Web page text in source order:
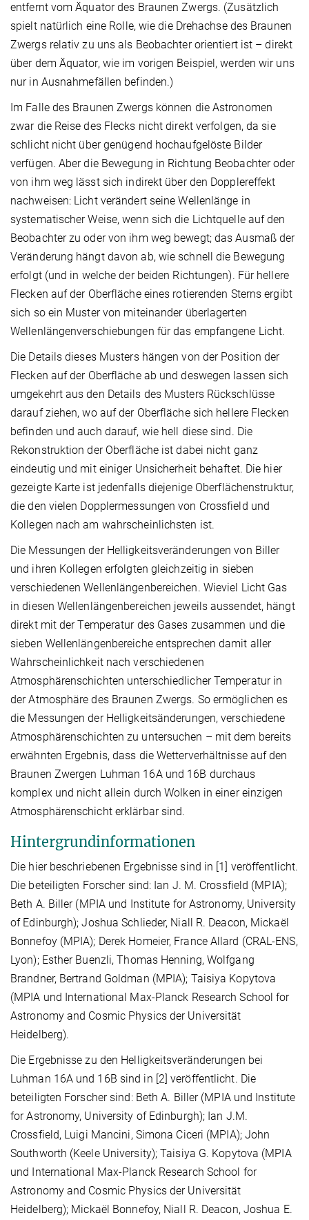
entfernt vom Äquator des Braunen Zwergs. (Zusätzlich
spielt natürlich eine Rolle, wie die Drehachse des Braunen
Zwergs relativ zu uns als Beobachter orientiert ist – direkt
über dem Äquator, wie im vorigen Beispiel, werden wir uns
nur in Ausnahmefällen befinden.)
Im Falle des Braunen Zwergs können die Astronomen
zwar die Reise des Flecks nicht direkt verfolgen, da sie
schlicht nicht über genügend hochaufgelöste Bilder
verfügen. Aber die Bewegung in Richtung Beobachter oder
von ihm weg lässt sich indirekt über den Dopplereffekt
nachweisen: Licht verändert seine Wellenlänge in
systematischer Weise, wenn sich die Lichtquelle auf den
Beobachter zu oder von ihm weg bewegt; das Ausmaß der
Veränderung hängt davon ab, wie schnell die Bewegung
erfolgt (und in welche der beiden Richtungen). Für hellere
Flecken auf der Oberfläche eines rotierenden Sterns ergibt
sich so ein Muster von miteinander überlagerten
Wellenlängenverschiebungen für das empfangene Licht.
Die Details dieses Musters hängen von der Position der
Flecken auf der Oberfläche ab und deswegen lassen sich
umgekehrt aus den Details des Musters Rückschlüsse
darauf ziehen, wo auf der Oberfläche sich hellere Flecken
befinden und auch darauf, wie hell diese sind. Die
Rekonstruktion der Oberfläche ist dabei nicht ganz
eindeutig und mit einiger Unsicherheit behaftet. Die hier
gezeigte Karte ist jedenfalls diejenige Oberflächenstruktur,
die den vielen Dopplermessungen von Crossfield und
Kollegen nach am wahrscheinlichsten ist.
Die Messungen der Helligkeitsveränderungen von Biller
und ihren Kollegen erfolgten gleichzeitig in sieben
verschiedenen Wellenlängenbereichen. Wieviel Licht Gas
in diesen Wellenlängenbereichen jeweils aussendet, hängt
direkt mit der Temperatur des Gases zusammen und die
sieben Wellenlängenbereiche entsprechen damit aller
Wahrscheinlichkeit nach verschiedenen
Atmosphärenschichten unterschiedlicher Temperatur in
der Atmosphäre des Braunen Zwergs. So ermöglichen es
die Messungen der Helligkeitsänderungen, verschiedene
Atmosphärenschichten zu untersuchen – mit dem bereits
erwähnten Ergebnis, dass die Wetterverhältnisse auf den
Braunen Zwergen Luhman 16A und 16B durchaus
komplex und nicht allein durch Wolken in einer einzigen
Atmosphärenschicht erklärbar sind.
Hintergrundinformationen
Die hier beschriebenen Ergebnisse sind in [1] veröffentlicht.
Die beteiligten Forscher sind: Ian J. M. Crossfield (MPIA);
Beth A. Biller (MPIA und Institute for Astronomy, University
of Edinburgh); Joshua Schlieder, Niall R. Deacon, Mickaël
Bonnefoy (MPIA); Derek Homeier, France Allard (CRAL-ENS,
Lyon); Esther Buenzli, Thomas Henning, Wolfgang
Brandner, Bertrand Goldman (MPIA); Taisiya Kopytova
(MPIA und International Max-Planck Research School for
Astronomy and Cosmic Physics der Universität
Heidelberg).
Die Ergebnisse zu den Helligkeitsveränderungen bei
Luhman 16A und 16B sind in [2] veröffentlicht. Die
beteiligten Forscher sind: Beth A. Biller (MPIA und Institute
for Astronomy, University of Edinburgh); Ian J.M.
Crossfield, Luigi Mancini, Simona Ciceri (MPIA); John
Southworth (Keele University); Taisiya G. Kopytova (MPIA
und International Max-Planck Research School for
Astronomy and Cosmic Physics der Universität
Heidelberg); Mickaël Bonnefoy, Niall R. Deacon, Joshua E.